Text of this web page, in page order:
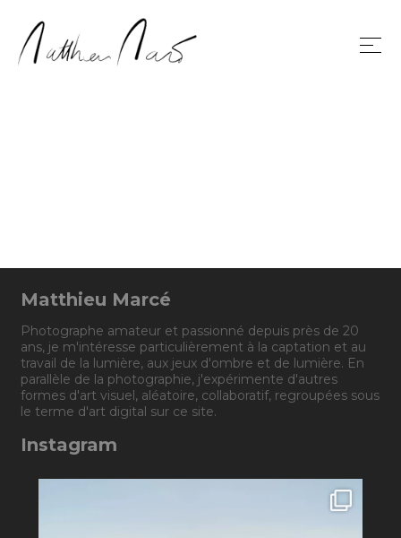
Matthieu Marcé
Photographe amateur et passionné depuis près de 20
ans, je m'intéresse particulièrement à la captation et au
travail de la lumière, aux jeux d'ombre et de lumière. En
parallèle de la photographie, j'expérimente d'autres
formes d'art visuel, aléatoire, collaboratif, regroupées sous
le terme d'art digital sur ce site.
Instagram